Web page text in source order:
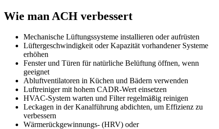
Wie man ACH verbessert
Mechanische Lüftungssysteme installieren oder aufrüsten
Lüftergeschwindigkeit oder Kapazität vorhandener Systeme
erhöhen
Fenster und Türen für natürliche Belüftung öffnen, wenn
geeignet
Abluftventilatoren in Küchen und Bädern verwenden
Luftreiniger mit hohem CADR-Wert einsetzen
HVAC-System warten und Filter regelmäßig reinigen
Leckagen in der Kanalführung abdichten, um Effizienz zu
verbessern
Wärmerückgewinnungs- (HRV) oder